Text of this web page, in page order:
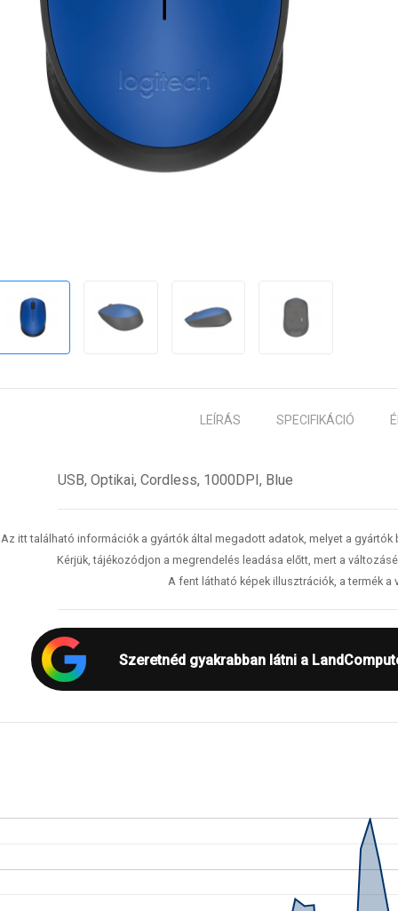
LEÍRÁS SPECIFIKÁCIÓ
USB, Optikai, Cordless, 1000DPI, Blue
Az itt található információk a gyártók által megadott adatok, melyet a
Kérjük, tájékozódjon a megrendelés leadása előtt, mert a
A fent látható képek illusztrációk, a termék a
Szeretnéd gyakrabban látni a